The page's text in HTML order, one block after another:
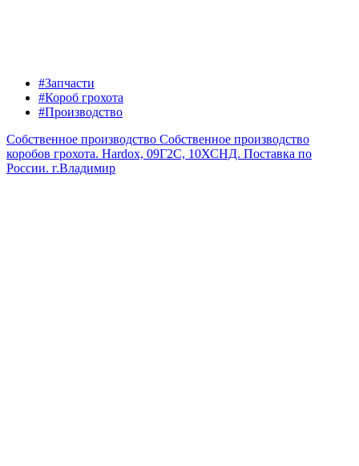
#Запчасти
#Короб грохота
#Производство
Собственное производство Собственное производство
коробов грохота. Hardox, 09Г2С, 10ХСНД. Поставка по
России. г.Владимир